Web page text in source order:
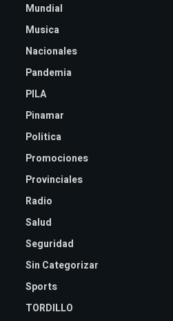
Mundial
Musica
Nacionales
Pandemia
PILA
Pinamar
Politica
Promociones
Provinciales
Radio
Salud
Seguridad
Sin Categorizar
Sports
TORDILLO